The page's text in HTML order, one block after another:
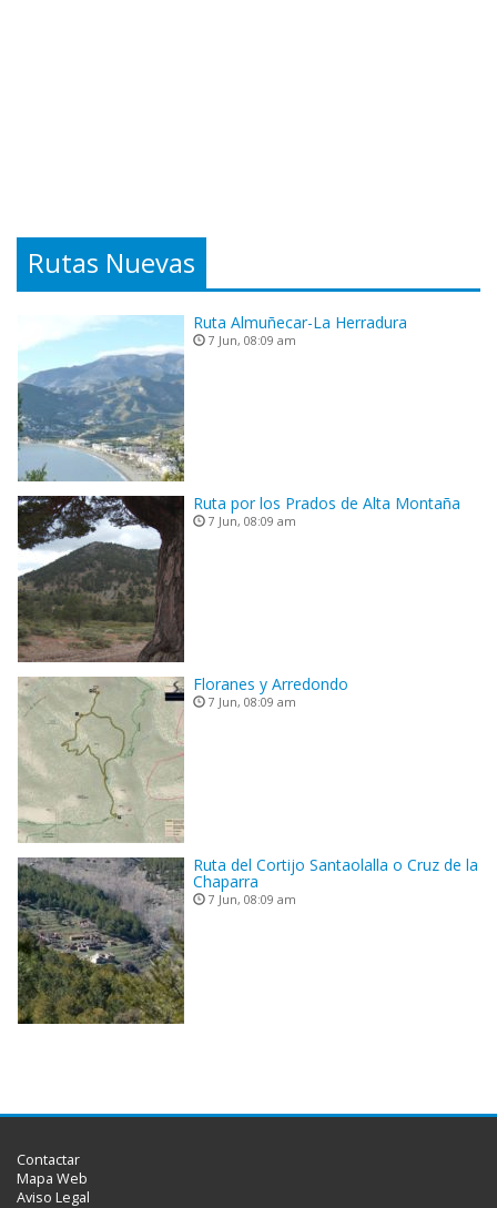
Rutas Nuevas
Ruta Almuñecar-La Herradura
7 Jun, 08:09 am
Ruta por los Prados de Alta Montaña
7 Jun, 08:09 am
Floranes y Arredondo
7 Jun, 08:09 am
Ruta del Cortijo Santaolalla o Cruz de la
Chaparra
7 Jun, 08:09 am
Contactar
Mapa Web
Aviso Legal